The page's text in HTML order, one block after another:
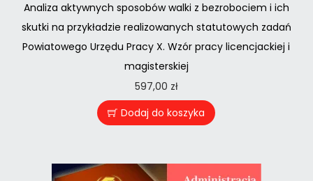
Analiza aktywnych sposobów walki z bezrobociem i ich
skutki na przykładzie realizowanych statutowych zadań
Powiatowego Urzędu Pracy X. Wzór pracy licencjackiej i
magisterskiej
597,00 zł
Dodaj do koszyka